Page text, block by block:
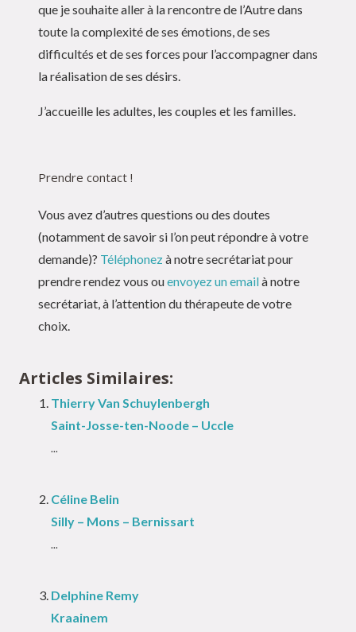
que je souhaite aller à la rencontre de l’Autre dans
toute la complexité de ses émotions, de ses
difficultés et de ses forces pour l’accompagner dans
la réalisation de ses désirs.
J’accueille les adultes, les couples et les familles.
Prendre contact !
Vous avez d’autres questions ou des doutes
(notamment de savoir si l’on peut répondre à votre
demande)? Téléphonezà notre secrétariat pour
prendre rendez vous ouenvoyez un emailà notre
secrétariat, à l’attention du thérapeute de votre
choix.
Articles Similaires:
Thierry Van Schuylenbergh
Saint-Josse-ten-Noode – Uccle
...
Céline Belin
Silly – Mons – Bernissart
...
Delphine Remy
Kraainem